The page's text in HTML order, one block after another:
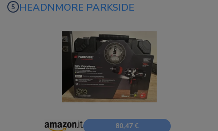
HEADNMORE PARKSIDE
80,47 €